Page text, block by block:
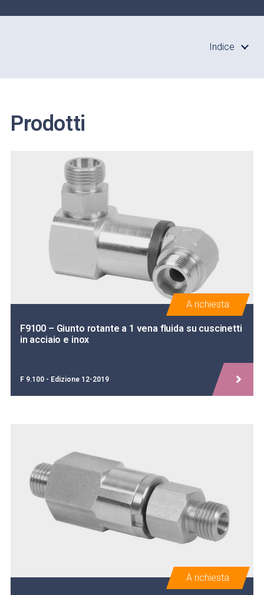
Indice
Prodotti
F9100 – Giunto rotante a 1 vena fluida su cuscinetti
in acciaio e inox
A richiesta
F 9.100 - Edizione 12-2019
A richiesta